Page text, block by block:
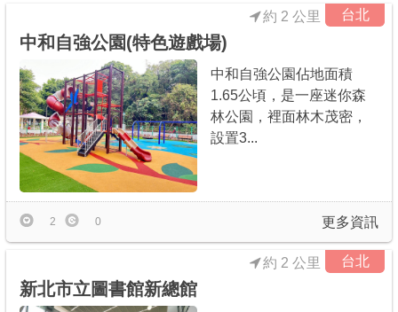
台北
中和自強公園(特色遊戲場)
約 2 公里
中和自強公園佔地面積
1.65公頃，是一座迷你森
林公園，裡面林木茂密，
設置3...
更多資訊
2 0
台北
新北市立圖書館新總館
約 2 公里